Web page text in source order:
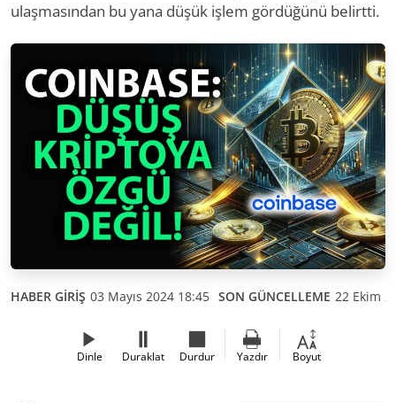
ulaşmasından bu yana düşük işlem gördüğünü belirtti.
HABER GİRİŞ 03 Mayıs 2024 18:45 SON GÜNCELLEME 22 Ekim
Dinle Duraklat Durdur Yazdır Boyut